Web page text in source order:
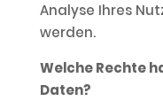
Analyse Ihres
werden.
Welche Rechte
Daten?